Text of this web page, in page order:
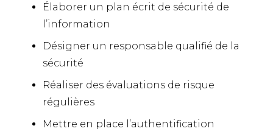
Élaborer un plan écrit de sécurité de
l’information
Désigner un responsable qualifié de la
sécurité
Réaliser des évaluations de risque
régulières
Mettre en place l’authentification